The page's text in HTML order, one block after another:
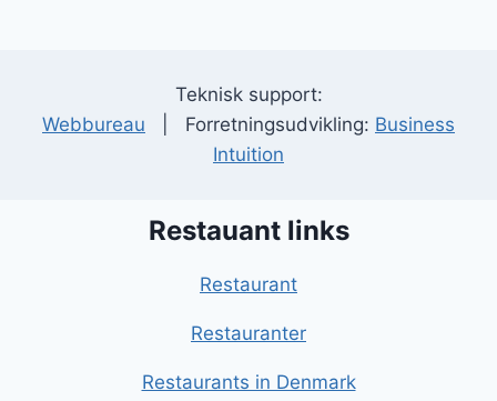
Teknisk support:
Webbureau | Forretningsudvikling: Business
Intuition
Restauant links
Restaurant
Restauranter
Restaurants in Denmark